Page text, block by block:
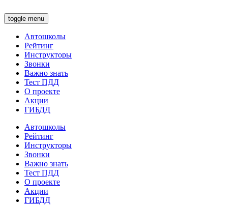
toggle menu
Автошколы
Рейтинг
Инструкторы
Звонки
Важно знать
Тест ПДД
О проекте
Акции
ГИБДД
Автошколы
Рейтинг
Инструкторы
Звонки
Важно знать
Тест ПДД
О проекте
Акции
ГИБДД